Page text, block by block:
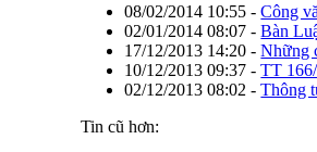
08/02/2014 10:55 -Công
02/01/2014 08:07 -Bàn
17/12/2013 14:20 -Những
10/12/2013 09:37 -TT
02/12/2013 08:02 -Thông
Tin cũ hơn: